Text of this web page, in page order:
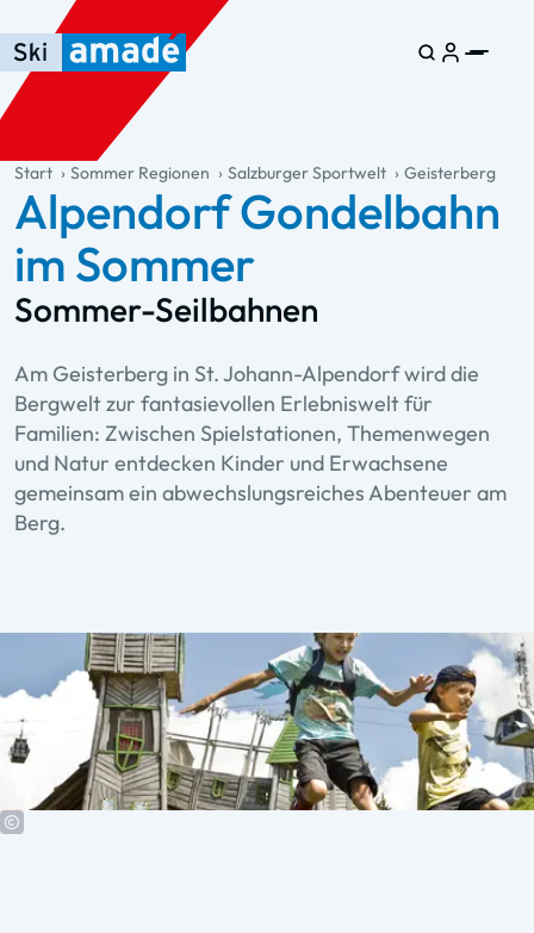
Zum Haupt-Inhalt springen
Springe zur Tabelle
Zur Haupt-Navigation springen
general.table-of-content
Start Sommer Regionen Salzburger Sportwelt Geisterberg
Alpendorf Gondelbahn
im Sommer
Sommer-Seilbahnen
Am Geisterberg in St. Johann-Alpendorf wird die
Bergwelt zur fantasievollen Erlebniswelt für
Familien: Zwischen Spielstationen, Themenwegen
und Natur entdecken Kinder und Erwachsene
gemeinsam ein abwechslungsreiches Abenteuer am
Berg.